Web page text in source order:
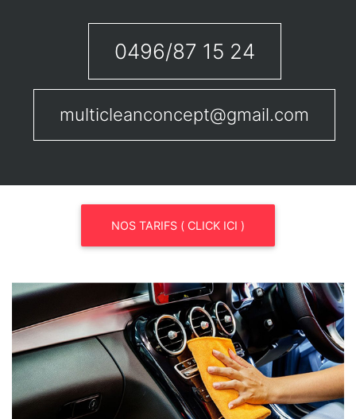
0496/87 15 24
multicleanconcept@gmail.com
NOS TARIFS ( CLICK ICI )